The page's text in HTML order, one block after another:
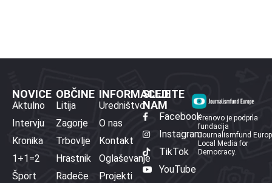
NOVICE
Aktulno
Intervju
Kronika
1+1=2
Šport
OBČINE
Litija
Zagorje
Trbovlje
Hrastnik
Radeče
INFORMACIJE
Uredništvo
O nas
Kontakt
Oglaševanje
Projekti
SLEDITE
NAM
Facebook
Instagram
TikTok
YouTube
Prenovo je podprla
fundacija
Journalismfund
Local Media for
Democracy.